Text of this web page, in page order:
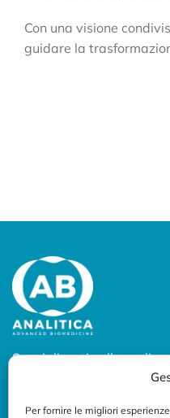
Per fornire le migliori
Con una visione
guidare la
Specializzati nella
soluzioni diagnostiche